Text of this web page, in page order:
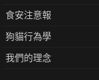
食安注意報
狗貓行為學
我們的理念